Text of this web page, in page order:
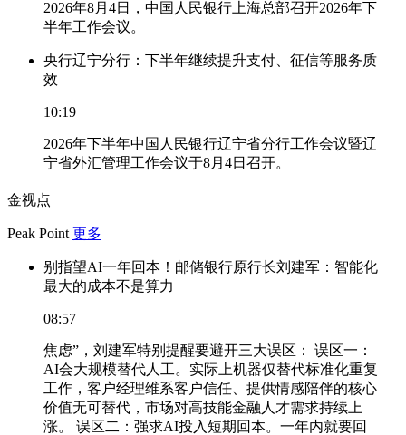
2026年8月4日，中国人民银行上海总部召开2026年下
半年工作会议。
央行辽宁分行：下半年继续提升支付、征信等服务质
效
10:19
2026年下半年中国人民银行辽宁省分行工作会议暨辽
宁省外汇管理工作会议于8月4日召开。
金视点
Peak Point 更多
别指望AI一年回本！邮储银行原行长刘建军：智能化
最大的成本不是算力
08:57
焦虑”，刘建军特别提醒要避开三大误区： 误区一：
AI会大规模替代人工。实际上机器仅替代标准化重复
工作，客户经理维系客户信任、提供情感陪伴的核心
价值无可替代，市场对高技能金融人才需求持续上
涨。 误区二：强求AI投入短期回本。一年内就要回